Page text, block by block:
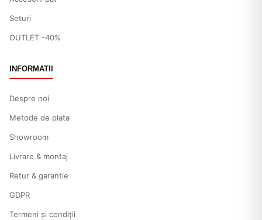
Seturi
OUTLET -40%
INFORMATII
Despre noi
Metode de plata
Showroom
Livrare & montaj
Retur & garantie
GDPR
Termeni și condiții